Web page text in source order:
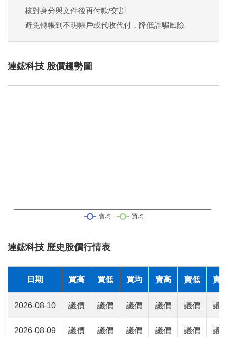
核對身分與文件後再付款/交割
避免轉帳到不明帳戶或代收代付，降低詐騙風險
連鋐科技 股價趨勢圖
連鋐科技 歷史股價行情表
日期 買高 買低 買均 賣高 賣低 賣
2026-08-10 議價 議價 議價 議價 議價 議
2026-08-09 議價 議價 議價 議價 議價 議